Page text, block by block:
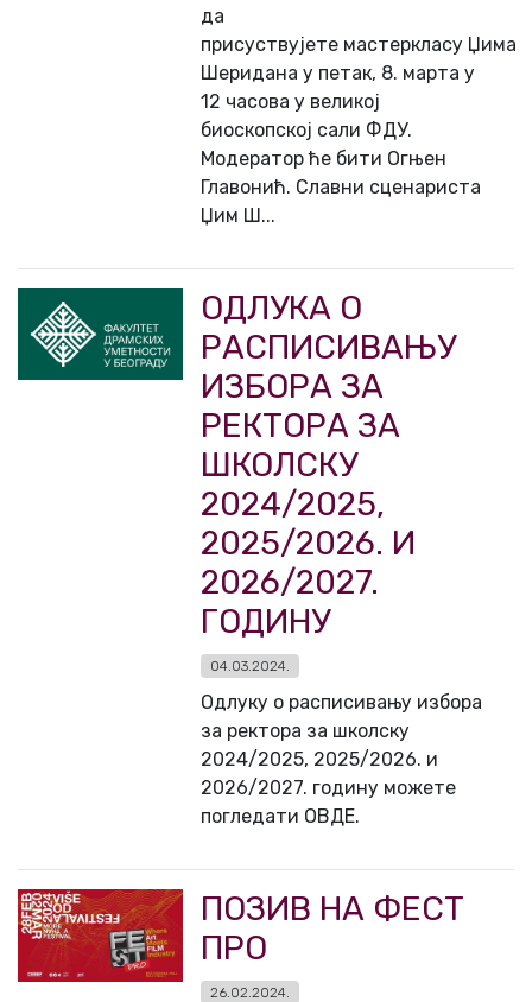
да
присуствујете мастеркласу Џима
Шеридана у петак, 8. марта у
12 часова у великој
биоскопској сали ФДУ.
Модератор ће бити Огњен
Главонић. Славни сценариста
Џим Ш...
ОДЛУКА О
РАСПИСИВАЊУ
ИЗБОРА ЗА
РЕКТОРА ЗА
ШКОЛСКУ
2024/2025,
2025/2026. И
2026/2027.
ГОДИНУ
04.03.2024.
Одлуку о расписивању избора
за ректора за школску
2024/2025, 2025/2026. и
2026/2027. годину можете
погледати ОВДЕ.
ПОЗИВ НА ФЕСТ
ПРО
26.02.2024.